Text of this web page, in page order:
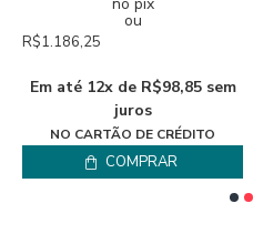
ou
R$1.186,25
Em até 12x de R$98,85 sem
juros
NO CARTÃO DE CRÉDITO
COMPRAR